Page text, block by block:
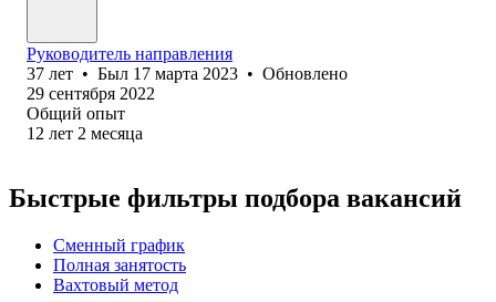
Руководитель направления
37 лет • Был 17 марта 2023 • Обновлено
29 сентября 2022
Общий опыт
12 лет 2 месяца
Быстрые фильтры подбора вакансий
Сменный график
Полная занятость
Вахтовый метод